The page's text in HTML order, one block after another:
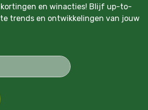
kortingen en winacties! Blijf up-to-
trends en ontwikkelingen van jouw